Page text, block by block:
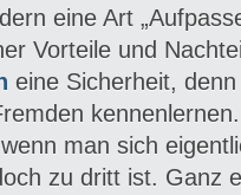
eine Art
Vorteile und
eine Sicherheit,
man sich
zu dritt ist. Ganz